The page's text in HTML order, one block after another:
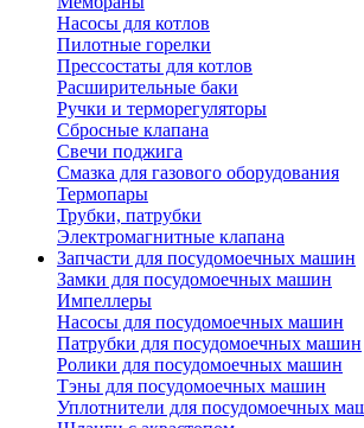
Насосы для котлов
Пилотные горелки
Прессостаты для котлов
Расширительные баки
Ручки и терморегуляторы
Сбросные клапана
Свечи поджига
Смазка для газового оборудования
Термопары
Трубки, патрубки
Электромагнитные клапана
Запчасти для посудомоечных машин
Замки для посудомоечных машин
Импеллеры
Насосы для посудомоечных машин
Патрубки для посудомоечных машин
Ролики для посудомоечных машин
Тэны для посудомоечных машин
Уплотнители для посудомоечных